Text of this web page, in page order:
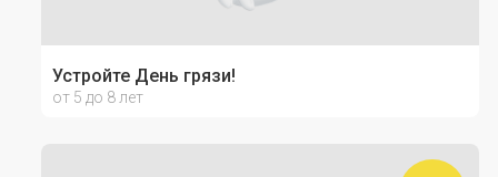
Устройте День грязи!
от 5 до 8 лет